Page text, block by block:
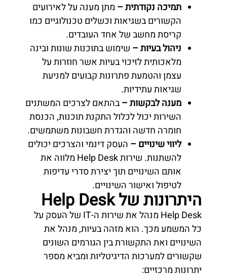
תמיכה נקודתית – מתן מענה על לאירועים
הקשורים בשגיאות וכשלים טכנולוגיים כמו
קריסת מחשב של אחד העובדים.
ניהול בעיות – שימוש בתוכנות שונות ובינה
מלאכותית לזיכוי בעיות אשר חוזרות על
עצמן והטמעת פתרונות קבועים למניעת
שגיאות עתידיות.
מענה לבקשות –בהתאם לצרכים המשתנים
השירות יכול לכלול התקנת תוכנות, הכנסת
חומרה חדשה והגדרת חשבונות משתמשים.
ליווי שינויים – העסק דינמי והצרכים יכולים
להשתנות. שירות Help Desk מלווה את
אותם השינויים תוך יצירת סדרי עדיפות
לטיפול ואישור השינויים.
היתרונות של Help Desk
Help Desk מנהל את שירות ה-IT של העסק על
כל המשמע מכך. הוא מזהה בעיות, מנהל את
השינויים ואת התקשורת בין הגורמים השונים
שקשורים למערכות הדיגיטליות ומביא מספר
יתרונות מרכזיים: